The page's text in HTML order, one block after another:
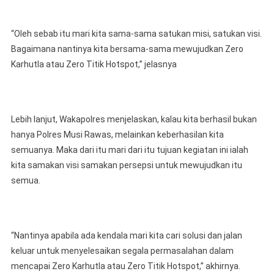
“Oleh sebab itu mari kita sama-sama satukan misi, satukan visi.
Bagaimana nantinya kita bersama-sama mewujudkan Zero
Karhutla atau Zero Titik Hotspot,” jelasnya
Lebih lanjut, Wakapolres menjelaskan, kalau kita berhasil bukan
hanya Polres Musi Rawas, melainkan keberhasilan kita
semuanya. Maka dari itu mari dari itu tujuan kegiatan ini ialah
kita samakan visi samakan persepsi untuk mewujudkan itu
semua.
“Nantinya apabila ada kendala mari kita cari solusi dan jalan
keluar untuk menyelesaikan segala permasalahan dalam
mencapai Zero Karhutla atau Zero Titik Hotspot,” akhirnya.